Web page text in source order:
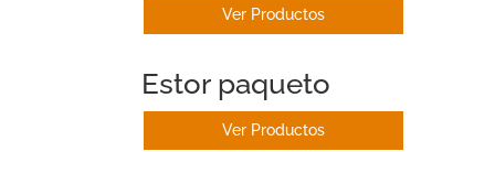
Ver Productos
Estor paqueto
Ver Productos